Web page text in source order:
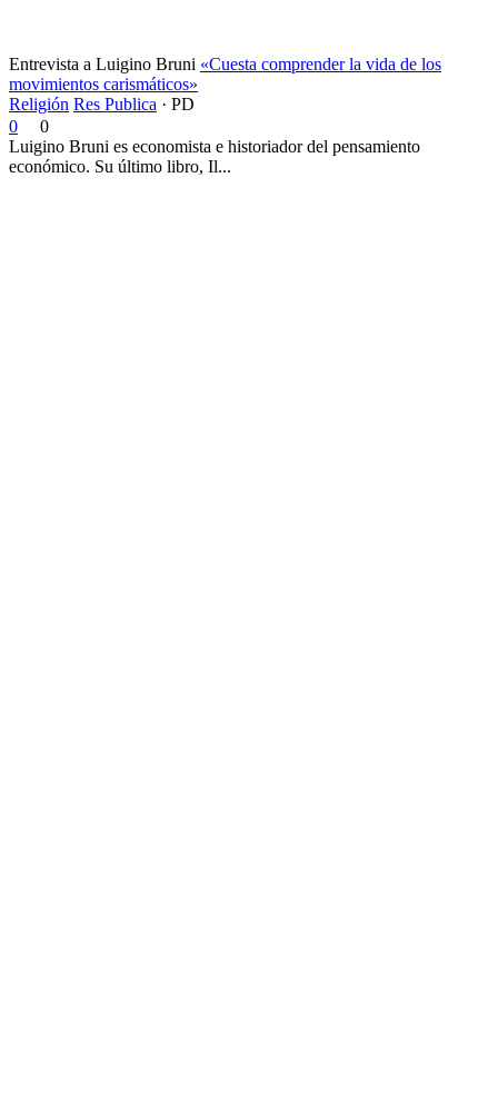
Entrevista a Luigino Bruni «Cuesta comprender la vida de los
movimientos carismáticos»
Religión Res Publica · PD
0
0
Luigino Bruni es economista e historiador del pensamiento
económico. Su último libro, Il...